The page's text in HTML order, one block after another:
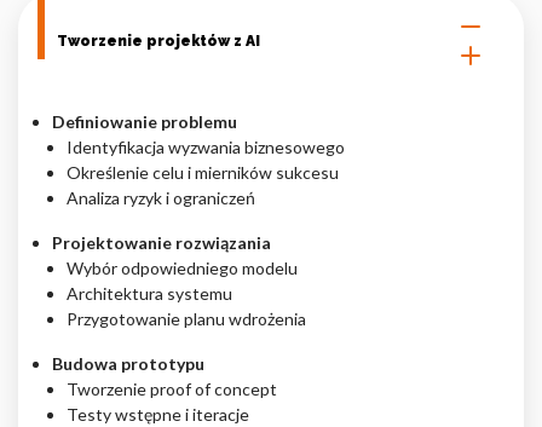
Tworzenie projektów z AI
Definiowanie problemu
Identyfikacja wyzwania biznesowego
Określenie celu i mierników sukcesu
Analiza ryzyk i ograniczeń
Projektowanie rozwiązania
Wybór odpowiedniego modelu
Architektura systemu
Przygotowanie planu wdrożenia
Budowa prototypu
Tworzenie proof of concept
Testy wstępne i iteracje